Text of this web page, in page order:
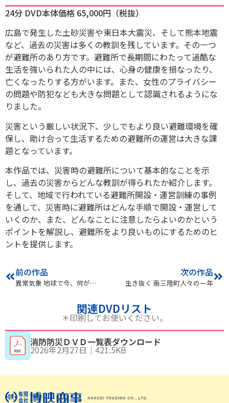
24分 DVD本体価格 65,000円（税抜）
広島で発生した土砂災害や東日本大震災、そして熊本地震
など、過去の災害は多くの教訓を残しています。その一つ
が避難所のあり方です。避難所で長期間にわたって過酷な
生活を強いられた人の中には、心身の健康を損なったり、
亡くなったりする方がいます。また、女性のプライバシー
の問題や防犯なども大きな問題として認識されるようにな
りました。
災害という厳しい状況下、少しでもより良い避難環境を確
保し、助け合って生活するための避難所の運営は大きな課
題となっています。
本作品では、災害時の避難所について基本的なことを示
し、過去の災害からどんな教訓が得られたか紹介します。
そして、地域で行われている避難所開設・運営訓練の事例
を通して、災害時に避難所はどんな手順で開設・運営して
いくのか、また、どんなことに注意したらよいのかという
ポイントを解説し、避難所をより良いものにするためのヒ
ントを提供します。
前の作品
異常気象 地球で今、何が…
次の作品
生き抜く 南三陸町人々の一年
関連DVDリスト
＊印刷してお使いください。
消防防災ＤＶＤ一覧表ダウンロード
2026年2月27日 ｜ 421.5KB